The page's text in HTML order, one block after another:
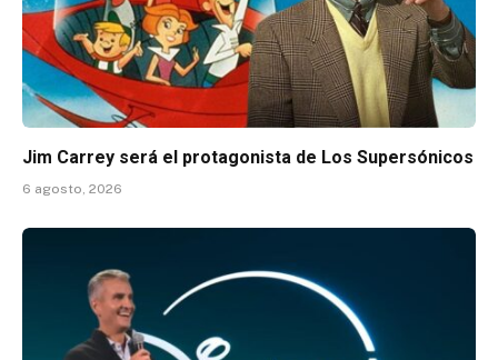
Jim Carrey será el protagonista de Los Supersónicos
6 agosto, 2026